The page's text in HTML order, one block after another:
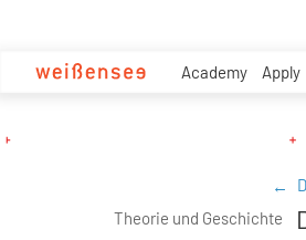
Academy Apply
Theorie und Geschichte